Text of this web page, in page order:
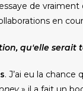
de
en
qu'elle serait
. J’ai eu la